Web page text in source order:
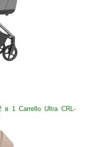
в 1 Carrello Ultra CRL-